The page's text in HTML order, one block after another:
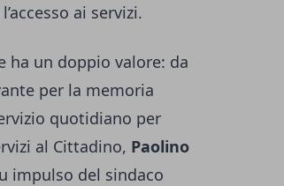
ai servizi.
ha un doppio valore: da
per la memoria
quotidiano per
al Cittadino, Paolino
impulso del sindaco